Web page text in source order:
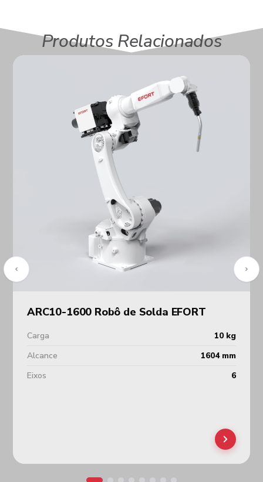
Produtos Relacionados
ARC10-1600 Robô de Solda EFORT
Carga
10 kg
Alcance
1604 mm
Eixos
6